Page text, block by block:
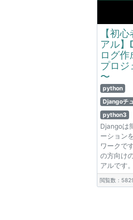
【初
アル
ログ
プロジ
〜
python
Djangoチ
python3
Djangoは
ーション
ワークで
の方向け
アルです。
閲覧数：